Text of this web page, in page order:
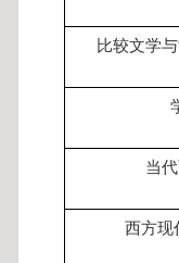
比较文学
当
西方现